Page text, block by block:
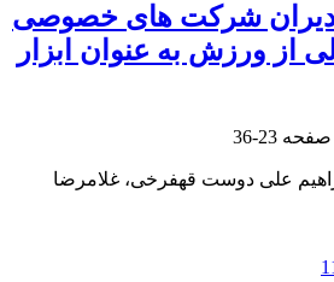
شرکت های خصوصی
از ورزش به عنوان ابزار
23-36
علی دوست قهفرخی، غلامرضا